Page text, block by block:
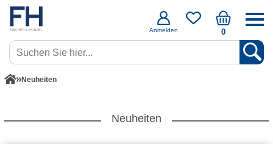
Anmelden 0
Neuheiten
Neuheiten